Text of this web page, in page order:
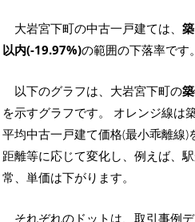
大岩宮下町の中古一戸建ては、
以内(-19.97%)の範囲の下落率です。
以下のグラフは、大岩宮下町の
を示すグラフです。 オレンジ線は
平均中古一戸建て価格(最小乖離線
距離等に応じて変化し、例えば、
常、単価は下がります。
それぞれのドットは、取引事例